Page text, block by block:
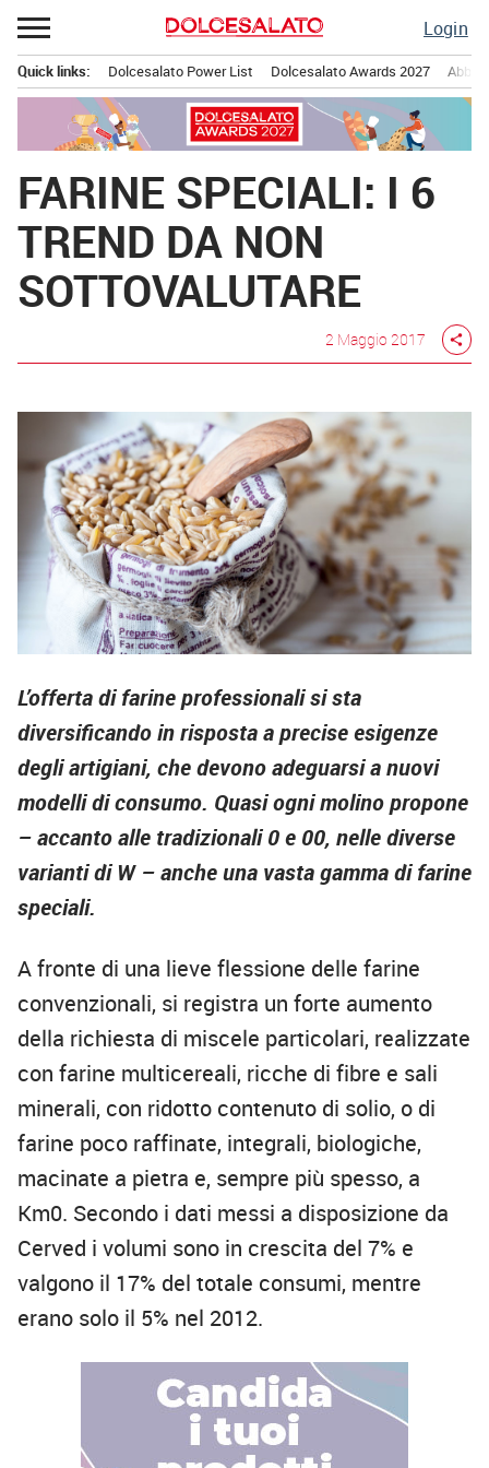
Passa
al
contenuto
Login
principale
Quick links: Dolcesalato Power List Dolcesalato Awards 2027
FARINE SPECIALI: I 6
TREND DA NON
SOTTOVALUTARE
2 Maggio 2017 share
L’offerta di farine professionali si sta
diversificando in risposta a precise esigenze
degli artigiani, che devono adeguarsi a nuovi
modelli di consumo. Quasi ogni molino propone
– accanto alle tradizionali 0 e 00, nelle diverse
varianti di W – anche una vasta gamma di farine
speciali.
A fronte di una lieve flessione delle farine
convenzionali, si registra un forte aumento
della richiesta di miscele particolari, realizzate
con farine multicereali, ricche di fibre e sali
minerali, con ridotto contenuto di solio, o di
farine poco raffinate, integrali, biologiche,
macinate a pietra e, sempre più spesso, a
Km0. Secondo i dati messi a disposizione da
Cerved i volumi sono in crescita del 7% e
valgono il 17% del totale consumi, mentre
erano solo il 5% nel 2012.